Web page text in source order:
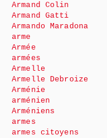
Armand Colin
Armand Gatti
Armando Maradona
arme
Armée
armées
Armelle
Armelle Debroize
Arménie
arménien
Arméniens
armes
armes citoyens